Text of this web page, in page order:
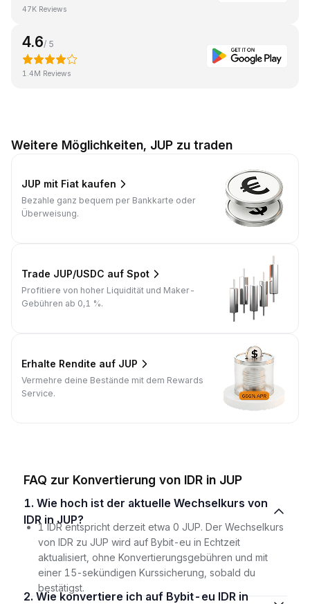
47K Reviews
4.6/ 5
1.4M Reviews
Weitere Möglichkeiten, JUP zu traden
JUP mit Fiat kaufen
Bezahle ganz bequem per Bankkarte oder
Überweisung.
Trade JUP/USDC auf Spot
Profitiere von hoher Liquidität und Maker-
Gebühren ab 0,1 %.
Erhalte Rendite auf JUP
Vermehre deine Bestände mit dem Rewards
Service.
FAQ zur Konvertierung von IDR in JUP
1. Wie hoch ist der aktuelle Wechselkurs von
IDR in JUP?
1 IDR entspricht derzeit etwa 0 JUP. Der Wechselkurs
von IDR zu JUP wird auf Bybit-eu in Echtzeit
aktualisiert, ohne Konvertierungsgebühren und mit
einer 15-sekündigen Kurssicherung, sobald du
bestätigst.
2. Wie konvertiere ich auf Bybit-eu IDR in